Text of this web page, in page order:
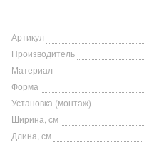
Артикул
Производитель
Материал
Форма
Установка (монтаж)
Ширина, см
Длина, см